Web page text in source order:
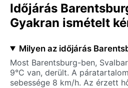
Időjárás
Gyakran ismételt
Milyen az időjárás
Most Barentsburg-ben,
9°C van, derült. A
sebessége 8 km/h. Az érzett